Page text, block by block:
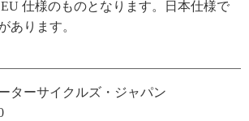
仕様のものとなります。日本仕様で
あります。
ターサイクルズ・ジャパン